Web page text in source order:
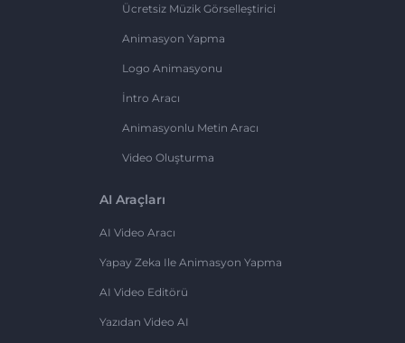
Ücretsiz Müzik Görselleştirici
Animasyon Yapma
Logo Animasyonu
İntro Aracı
Animasyonlu Metin Aracı
Video Oluşturma
AI Araçları
AI Video Aracı
Yapay Zeka Ile Animasyon Yapma
AI Video Editörü
Yazıdan Video AI